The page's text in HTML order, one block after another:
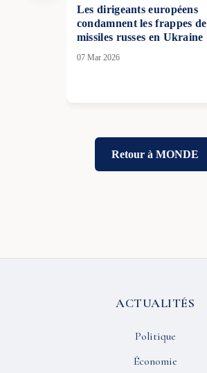
Les dirigeants européens
condamnent les frappes de
missiles russes en Ukraine
07 Mar 2026
Retour à MONDE
ACTUALITÉS
Politique
Économie